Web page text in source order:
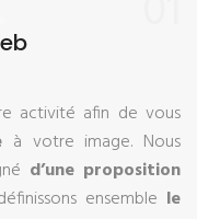
activité afin de vous
à votre image. Nous
d’une proposition
ensemble le